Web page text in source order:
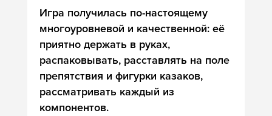
Игра получилась по-настоящему
многоуровневой и качественной: её
приятно держать в руках,
распаковывать, расставлять на поле
препятствия и фигурки казаков,
рассматривать каждый из
компонентов.